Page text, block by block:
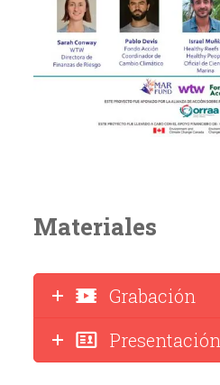
Materiales
Grabación
Presentación